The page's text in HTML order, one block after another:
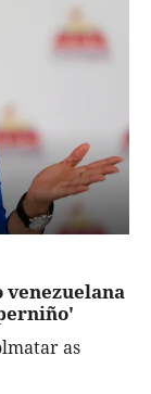
venezuelana
as